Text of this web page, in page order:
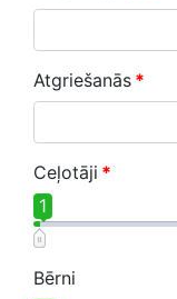
Atgriešanās *
Ceļotāji *
1
Bērni